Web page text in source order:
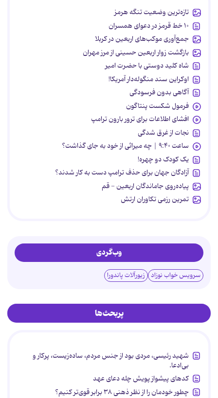
تازه‌ترین وضعیت تنگه هرمز
۱۰ خط قرمز در دعوای همسران
جمع‌آوری موکب‌های اربعین در کربلا
بازگشت زوار اربعین حسینی از مرز مهران
شاه کلید دوستی با حضرت امیر
اوکراین سند منگوله‌دار آمریکا!
آگاهی بدون فرسودگی
فرمول شکست پنتاگون
افشای اطلاعات برای ترور بارون ترامپ
نجات از غرق شدگی
ساعت ۹:۴۰ | چه میراثی از خود به جای گذاشت؟
یک کودک دو چهره!
آزادگان جهان برای حذف ترامپ دست به کار شدند؟
پیاده‌روی جاماندگان اربعین - قم
تمرین رزمی تکاوران ارتش
وب‌گردی
سرویس خواب نوزاد زیورآلات پاندورا
پربحث‌ها
شهید رئیسی، مردی بود از جنس مردم، ساده‌زیست، پرکار و
بی‌ادعا.
کدهای پیشواز پویش چله دعای عهد
چطور خودمان را از نظر ذهنی ۳۸ برابر قوی‌تر کنیم؟